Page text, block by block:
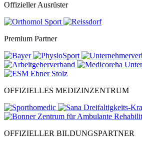
Offizieller Ausrüster
Premium Partner
OFFIZIELLES MEDIZINZENTRUM
OFFIZIELLER BILDUNGSPARTNER